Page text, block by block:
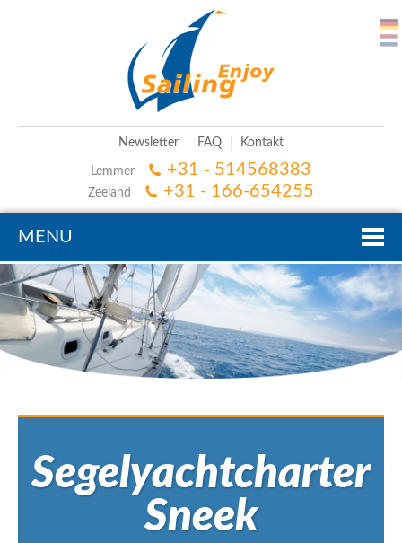
Newsletter FAQ Kontakt
Lemmer +31 - 514568383
Zeeland +31 - 166-654255
MENU
Segelyachtcharter
Sneek